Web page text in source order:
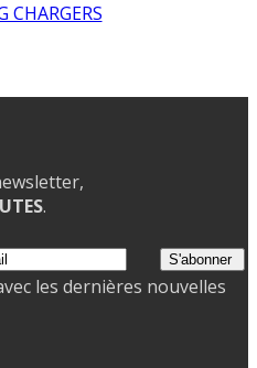
CHARGERS
.
les dernières nouvelles